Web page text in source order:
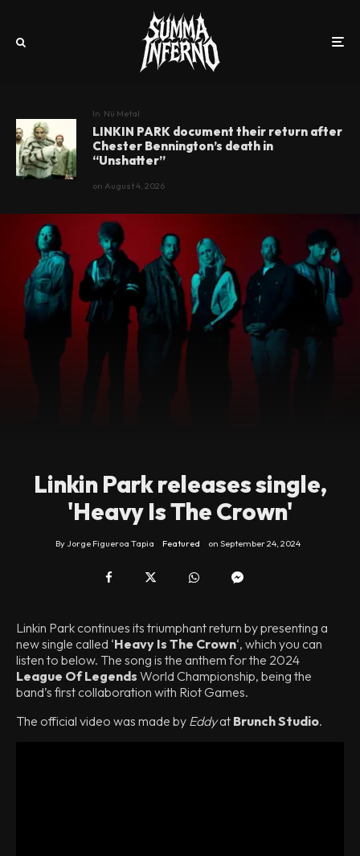
In Nü Metal
LINKIN PARK document their return after
Chester Bennington’s death in
“Unshatter”
on August 4, 2026
Linkin Park releases single,
'Heavy Is The Crown'
By Jorge Figueroa Tapia Featured on September 24, 2024
Linkin Park continues its triumphant return by presenting a
new single called ‘Heavy Is The Crown‘, which you can
listen to below. The song is the anthem for the 2024
League Of Legends World Championship, being the
band’s first collaboration with Riot Games.
The official video was made by Eddyat Brunch Studio.